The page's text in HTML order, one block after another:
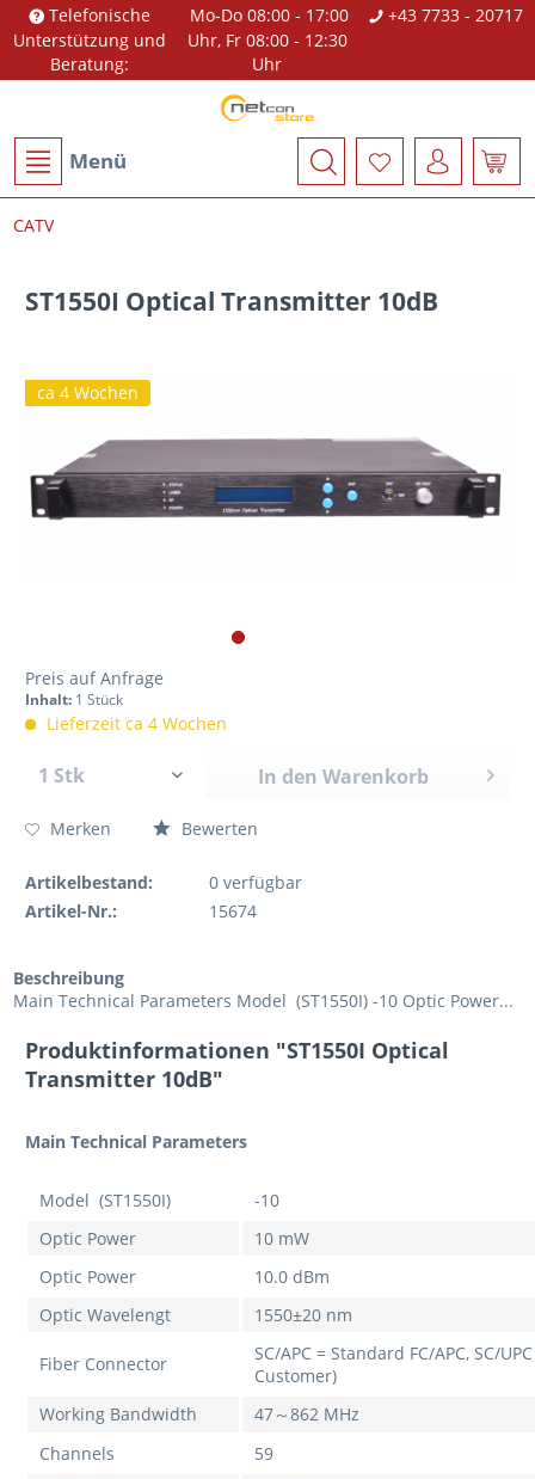
Telefonische
Unterstützung und
Beratung:
Mo-Do 08:00 - 17:00
Uhr, Fr 08:00 - 12:30
Uhr
+43 7733 - 20717
Menü
CATV
ST1550I Optical Transmitter 10dB
ca 4 Wochen
Preis auf Anfrage
Inhalt: 1 Stück
Lieferzeit ca 4 Wochen
In den Warenkorb
Merken Bewerten
Artikelbestand: 0 verfügbar
Artikel-Nr.:
15674
Beschreibung
Main Technical Parameters Model (ST1550I) -10 Optic Power...
Produktinformationen "ST1550I Optical
Transmitter 10dB"
Main Technical Parameters
Model (ST1550I)
-10
Optic Power
10 mW
Optic Power
10.0 dBm
Optic Wavelengt
1550±20 nm
Fiber Connector SC/APC = Standard FC/APC, SC/
Customer)
Working Bandwidth
47～862 MHz
Channels
59